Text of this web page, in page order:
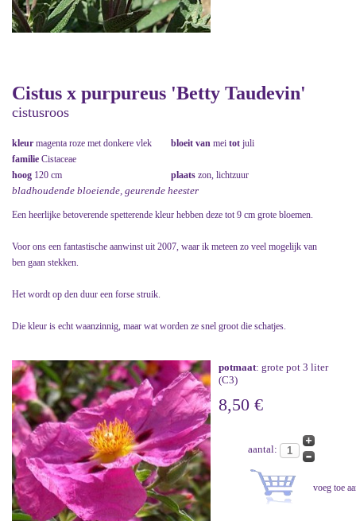
Cistus x purpureus 'Betty Taudevin'
cistusroos
kleur magenta roze met donkere vlek bloeit van mei tot juli
familie Cistaceae
hoog 120 cm plaats zon, lichtzuur
bladhoudende bloeiende, geurende heester
Een heerlijke betoverende spetterende kleur hebben deze tot 9 cm grote bloemen.
Voor ons een fantastische aanwinst uit 2007, waar ik meteen zo veel mogelijk van
ben gaan stekken.
Het wordt op den duur een forse struik.
Die kleur is echt waanzinnig, maar wat worden ze snel groot die schatjes.
potmaat: grote pot 3 liter
(C3)
8,50 €
aantal: